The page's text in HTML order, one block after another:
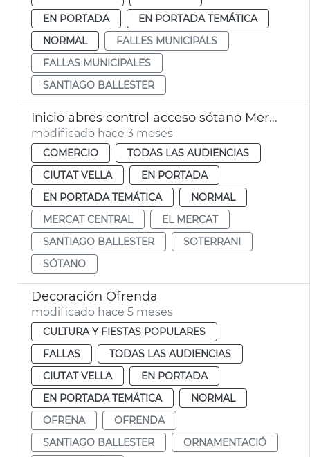
EN PORTADA
EN PORTADA TEMÁTICA
NORMAL
FALLES MUNICIPALS
FALLAS MUNICIPALES
SANTIAGO BALLESTER
Inicio abres control acceso sótano Mercado Central València
modificado hace 3 meses
COMERCIO
TODAS LAS AUDIENCIAS
CIUTAT VELLA
EN PORTADA
EN PORTADA TEMÁTICA
NORMAL
MERCAT CENTRAL
EL MERCAT
SANTIAGO BALLESTER
SOTERRANI
SÓTANO
Decoración Ofrenda
modificado hace 5 meses
CULTURA Y FIESTAS POPULARES
FALLAS
TODAS LAS AUDIENCIAS
CIUTAT VELLA
EN PORTADA
EN PORTADA TEMÁTICA
NORMAL
OFRENA
OFRENDA
SANTIAGO BALLESTER
ORNAMENTACIÓ